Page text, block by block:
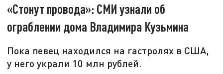
«Стонут провода»: СМИ узнали об
ограблении дома Владимира Кузьмина
Пока певец находился на гастролях в США,
у него украли 10 млн рублей.